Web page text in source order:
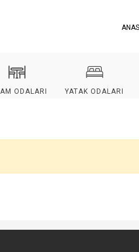
ODALARI YATAK ODALARI